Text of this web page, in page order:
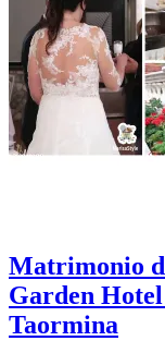
Matrimonio
Garden
Taormina